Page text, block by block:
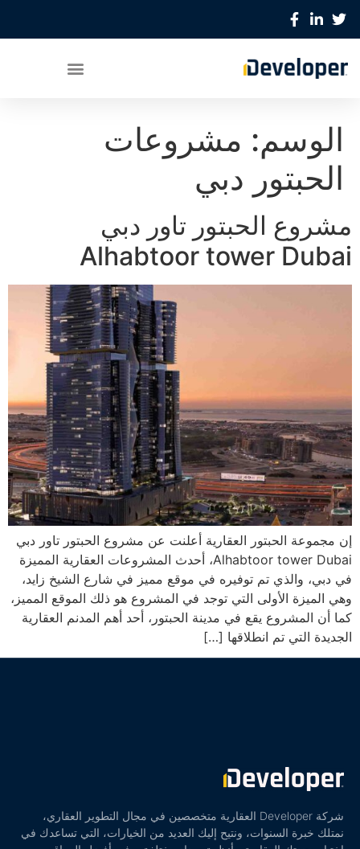
الوسم: مشروعات
الحبتور دبي
مشروع الحبتور تاور دبي
Alhabtoor tower Dubai
إن مجموعة الحبتور العقارية أعلنت عن مشروع الحبتور تاور دبي
Alhabtoor tower Dubai، أحدث المشروعات العقارية المميزة
في دبي، والذي تم توفيره في موقع مميز في شارع الشيخ زايد،
وهي الميزة الأولى التي توجد في المشروع هو ذلك الموقع المميز،
كما أن المشروع يقع في مدينة الحبتور، أحد أهم المدنم العقارية
الجديدة التي تم انطلاقها […]
شركة Developer العقارية متخصصين في مجال التطوير العقاري،
نمتلك خبرة السنوات، ونتيح إليك العديد من الخيارات، التي تساعدك في